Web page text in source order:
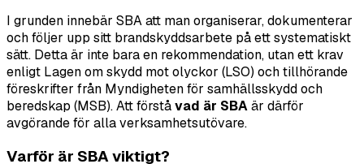
I grunden innebär SBA att man organiserar, dokumenterar
och följer upp sitt brandskyddsarbete på ett systematiskt
sätt. Detta är inte bara en rekommendation, utan ett krav
enligt Lagen om skydd mot olyckor (LSO) och tillhörande
föreskrifter från Myndigheten för samhällsskydd och
beredskap (MSB). Att förståvad är SBAär därför
avgörande för alla verksamhetsutövare.
Varför är SBA viktigt?